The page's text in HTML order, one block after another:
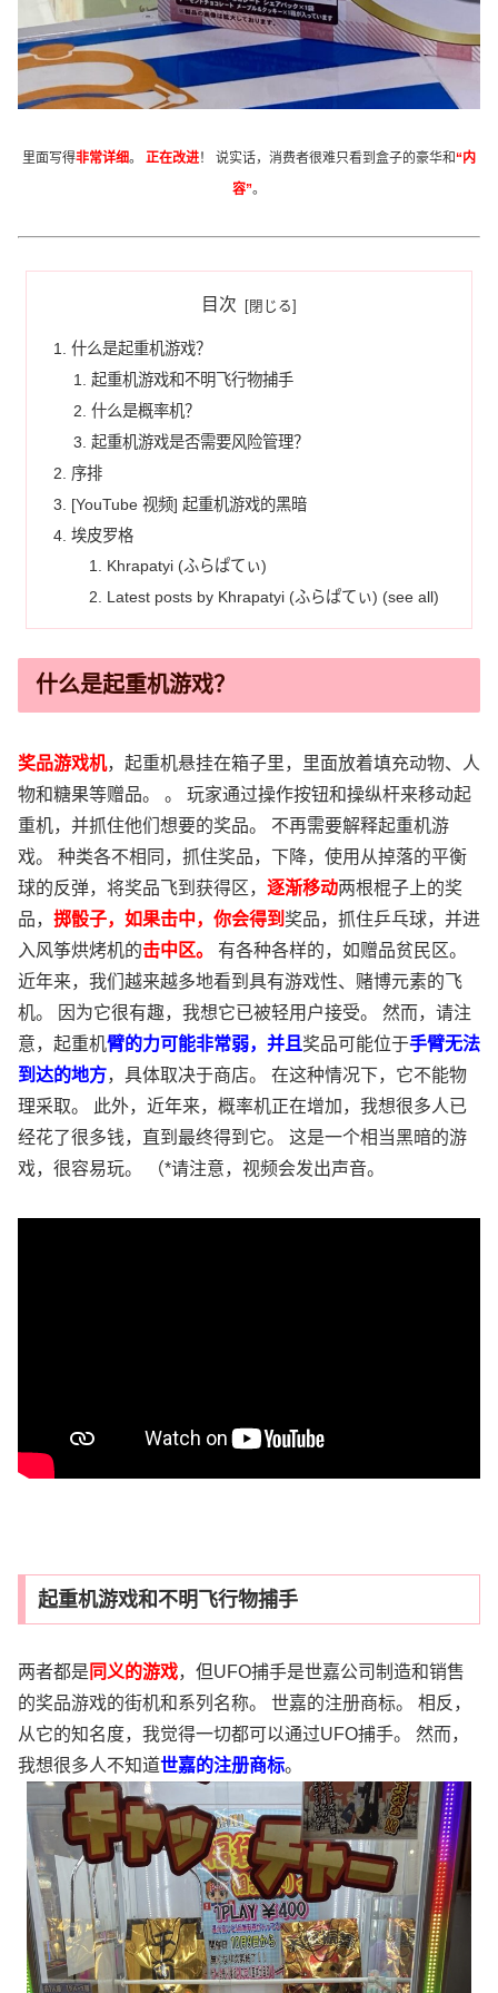
里面写得非常详细。 正在改进！ 说实话，消费者很难只看到盒子的豪华和“内
容”。
目次
什么是起重机游戏？
起重机游戏和不明飞行物捕手
什么是概率机？
起重机游戏是否需要风险管理？
序排
[YouTube 视频] 起重机游戏的黑暗
埃皮罗格
Khrapatyi (ふらぱてぃ)
Latest posts by Khrapatyi (ふらぱてぃ) (see all)
什么是起重机游戏？
奖品游戏机，起重机悬挂在箱子里，里面放着填充动物、人
物和糖果等赠品。 。 玩家通过操作按钮和操纵杆来移动起
重机，并抓住他们想要的奖品。 不再需要解释起重机游
戏。 种类各不相同，抓住奖品，下降，使用从掉落的平衡
球的反弹，将奖品飞到获得区， 逐渐移动两根棍子上的奖
品， 掷骰子，如果击中，你会得到 奖品，抓住乒乓球，并进
入风筝烘烤机的击中区。
有各种各样的，如赠品贫民区。
近年来，我们越来越多地看到具有游戏性、赌博元素的飞
机。 因为它很有趣，我想它已被轻用户接受。 然而，请注
意，起重机臂的力可能非常弱，并且 奖品可能位于手臂无法
到达的地方，具体取决于商店。 在这种情况下，它不能物
理采取。 此外，近年来，概率机正在增加，我想很多人已
经花了很多钱，直到最终得到它。 这是一个相当黑暗的游
戏，很容易玩。 （*请注意，视频会发出声音。
起重机游戏和不明飞行物捕手
两者都是 同义的游戏，但UFO捕手是世嘉公司制造和销售
的奖品游戏的街机和系列名称。 世嘉的注册商标。 相反，
从它的知名度，我觉得一切都可以通过UFO捕手。 然而，
我想很多人不知道世嘉的注册商标。